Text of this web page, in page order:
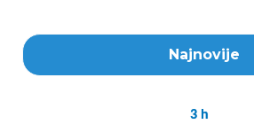
Najnovije
3 h